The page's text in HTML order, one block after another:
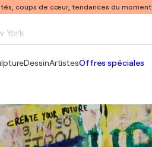
coups de cœur, tendances du moment
York
Picasso
DessinArtistesOffres spéciales